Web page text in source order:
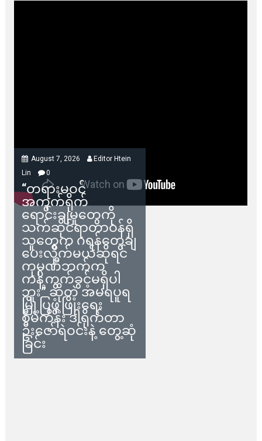
August 7, 2026
Editor Htein
Lin
0
“တရားမဝင်
အကွက်ရိုက်
ရောင်းချမှုတွေကို
သက်ဆိုင်ရာတာဝန်ရှိ
သူတွေက ဂရန်တွေချ
ပေးလိုက်မယ်ဆိုရင်
ကုမ္ပဏီဘက်က
ကန့်ကွက်ခွင့်မရှိပါ
ဘူး” ဆိုတဲ့ အမရပူရ
မြို့ပြဖွံ့ဖြိုးရေး
စီမံကိန်း ဒါရိုက်တာ
ဦးဇော်ရဲဝင်းနဲ့ တွေ့ဆုံ
ခြင်း